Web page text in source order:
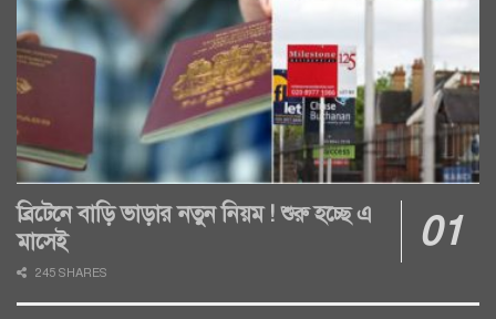
ব্রিটেনে বাড়ি ভাড়ার নতুন নিয়ম ! শুরু হচ্ছে এ
মাসেই
245 SHARES